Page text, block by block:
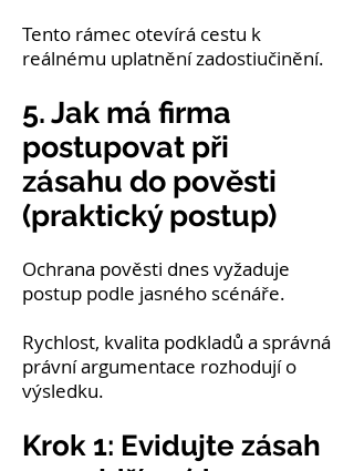
Tento rámec otevírá cestu k
reálnému uplatnění zadostiučinění.
5. Jak má firma
postupovat při
zásahu do pověsti
(praktický postup)
Ochrana pověsti dnes vyžaduje
postup podle jasného scénáře.
Rychlost, kvalita podkladů a správná
právní argumentace rozhodují o
výsledku.
Krok 1: Evidujte zásah